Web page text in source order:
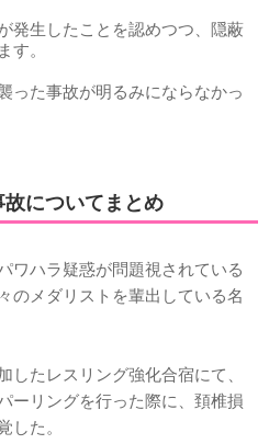
発生したことを認めつつ、隠蔽
す。
った事故が明るみにならなかっ
についてまとめ
ワハラ疑惑が問題視されている
のメダリストを輩出している名
したレスリング強化合宿にて、
ーリングを行った際に、頚椎損
した。